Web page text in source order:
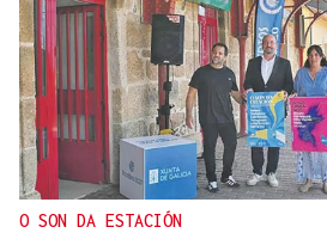
O SON DA ESTACIÓN